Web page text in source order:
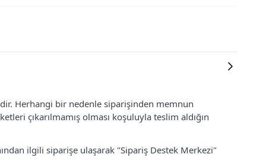
Herhangi bir nedenle siparişinden memnun
çıkarılmamış olması koşuluyla teslim aldığın
ilgili siparişe ulaşarak "Sipariş Destek Merkezi"